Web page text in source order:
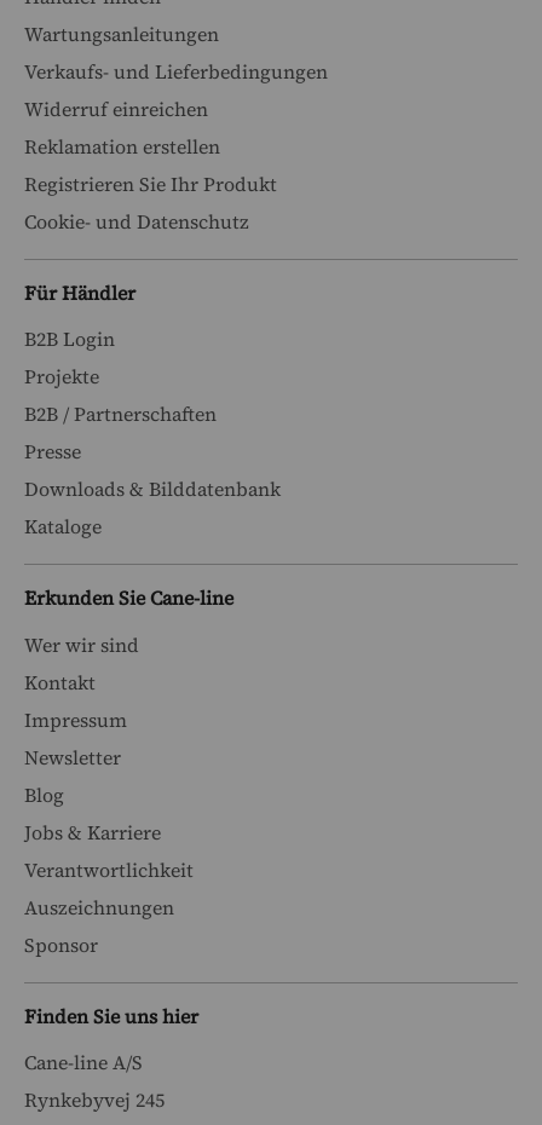
Wartungsanleitungen
Verkaufs- und Lieferbedingungen
Widerruf einreichen
Reklamation erstellen
Registrieren Sie Ihr Produkt
Cookie- und Datenschutz
Für Händler
B2B Login
Projekte
B2B / Partnerschaften
Presse
Downloads & Bilddatenbank
Kataloge
Erkunden Sie Cane-line
Wer wir sind
Kontakt
Impressum
Newsletter
Blog
Jobs & Karriere
Verantwortlichkeit
Auszeichnungen
Sponsor
Finden Sie uns hier
Cane-line A/S
Rynkebyvej 245